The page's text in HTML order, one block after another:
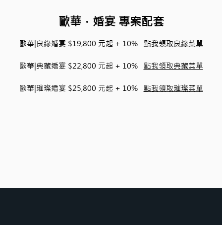
歐華．婚宴 專案配套
歐華|良緣婚宴 $19,800 元起 + 10% 點我領取良緣菜單
歐華|典藏婚宴 $22,800 元起 + 10% 點我領取典藏菜單
歐華|璀璨婚宴 $25,800 元起 + 10% 點我領取璀璨菜單